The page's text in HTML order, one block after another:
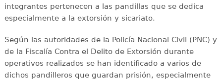
integrantes pertenecen a las pandillas que se dedica
especialmente a la extorsión y sicariato.
Según las autoridades de la Policía Nacional Civil (PNC) y
de la Fiscalía Contra el Delito de Extorsión durante
operativos realizados se han identificado a varios de
dichos pandilleros que guardan prisión, especialmente